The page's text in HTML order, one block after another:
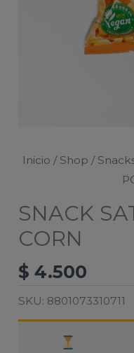
Inicio / Shop /
SNACK
CORN
$ 4.500
SKU: 8801073310711